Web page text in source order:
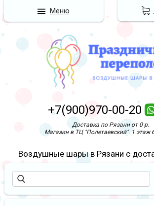
+7(900)970-00-20
Доставка по Рязани от 0 р.
Магазин в ТЦ "Полетаевский". 1 этаж
Воздушные шары в Рязани с
Меню